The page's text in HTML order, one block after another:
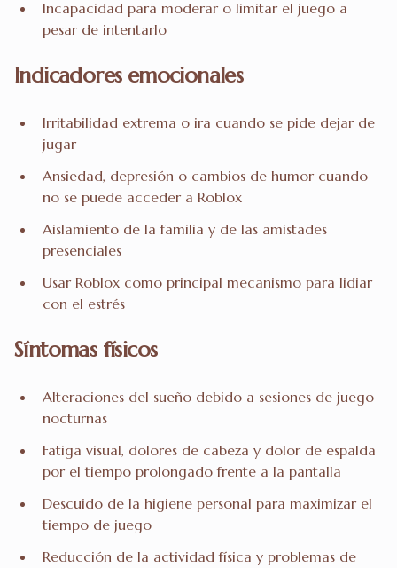
Incapacidad para moderar o limitar el juego a
pesar de intentarlo
Indicadores emocionales
Irritabilidad extrema o ira cuando se pide dejar de
jugar
Ansiedad, depresión o cambios de humor cuando
no se puede acceder a Roblox
Aislamiento de la familia y de las amistades
presenciales
Usar Roblox como principal mecanismo para lidiar
con el estrés
Síntomas físicos
Alteraciones del sueño debido a sesiones de juego
nocturnas
Fatiga visual, dolores de cabeza y dolor de espalda
por el tiempo prolongado frente a la pantalla
Descuido de la higiene personal para maximizar el
tiempo de juego
Reducción de la actividad física y problemas de